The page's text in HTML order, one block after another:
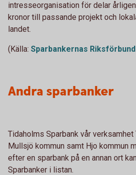
intresseorganisation för delar
kronor till passande projekt och
landet.
(Källa: Sparbankernas Riksförbund
Andra sparbanker
Tidaholms Sparbank vår verksamhet
Mullsjö kommun samt Hjo kommun
efter en sparbank på en annan ort
Sparbanker i listan.